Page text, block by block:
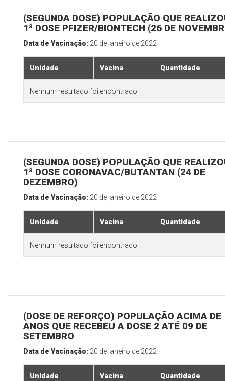
(SEGUNDA DOSE) POPULAÇÃO QUE
1ª DOSE PFIZER/BIONTECH (26 DE
Data de Vacinação: 20 de janeiro de 2022
Unidade Vacina Quantidade
Nenhum resultado foi encontrado.
(SEGUNDA DOSE) POPULAÇÃO QUE
1ª DOSE CORONAVAC/BUTANTAN (24 DE
DEZEMBRO)
Data de Vacinação: 20 de janeiro de 2022
Unidade Vacina Quantidade
Nenhum resultado foi encontrado.
(DOSE DE REFORÇO) POPULAÇÃO ACIMA DE
ANOS QUE RECEBEU A DOSE 2 ATÉ 09 DE
SETEMBRO
Data de Vacinação: 20 de janeiro de 2022
Unidade Vacina Quantidade